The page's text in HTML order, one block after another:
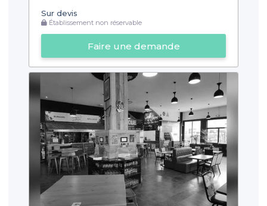
Sur devis
Établissement non réservable
Faire une demande